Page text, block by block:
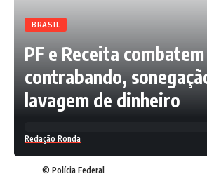
BRASIL
PF e Receita combatem
contrabando,
lavagem de dinheiro
Redação Ronda
© Polícia Federal